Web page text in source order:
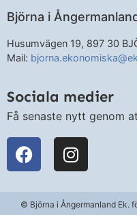
Björna i
Husumvägen 19, 897 30
Mail:
Sociala medier
Få senaste nytt genom
© Björna i Ångermanland Ek.